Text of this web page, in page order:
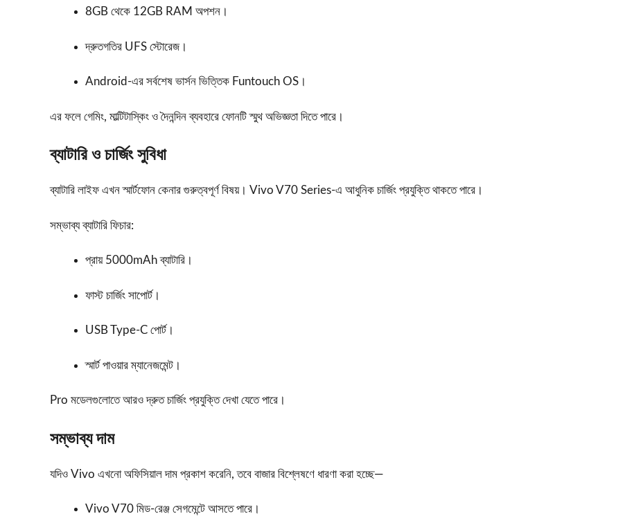
8GB থেকে 12GB RAM অপশন।
দ্রুতগতির UFS স্টোরেজ।
Android-এর সর্বশেষ ভার্সন ভিত্তিক Funtouch OS।
এর ফলে গেমিং, মাল্টিটাস্কিং ও দৈনন্দিন ব্যবহারে ফোনটি স্মুথ অভিজ্ঞতা দিতে পারে।
ব্যাটারি ও চার্জিং সুবিধা
ব্যাটারি লাইফ এখন স্মার্টফোন কেনার গুরুত্বপূর্ণ বিষয়। Vivo V70 Series-এ আধুনিক চার্জিং প্রযুক্তি থাকতে পারে।
সম্ভাব্য ব্যাটারি ফিচার:
প্রায় 5000mAh ব্যাটারি।
ফাস্ট চার্জিং সাপোর্ট।
USB Type-C পোর্ট।
স্মার্ট পাওয়ার ম্যানেজমেন্ট।
Pro মডেলগুলোতে আরও দ্রুত চার্জিং প্রযুক্তি দেখা যেতে পারে।
সম্ভাব্য দাম
যদিও Vivo এখনো অফিসিয়াল দাম প্রকাশ করেনি, তবে বাজার বিশ্লেষণে ধারণা করা হচ্ছে—
Vivo V70 মিড-রেঞ্জ সেগমেন্টে আসতে পারে।